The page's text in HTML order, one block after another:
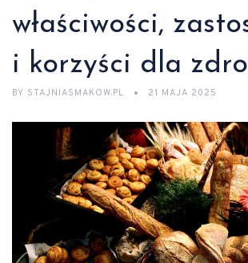
właściwości,
i korzyści dla
BY STAJNIASMAKOW.PL 21 MAJA 2025